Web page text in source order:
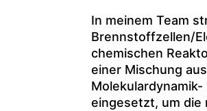
In meinem Team
Brennstoffzellen/
chemischen
einer Mischung
eingesetzt, um die